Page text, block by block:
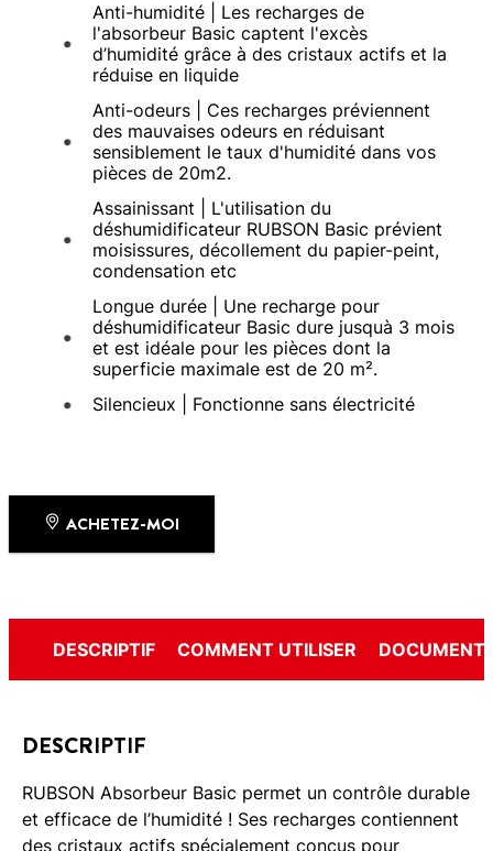
Anti-humidité | Les recharges de
l'absorbeur Basic captent l'excès
d’humidité grâce à des cristaux actifs et la
réduise en liquide
Anti-odeurs | Ces recharges préviennent
des mauvaises odeurs en réduisant
sensiblement le taux d'humidité dans vos
pièces de 20m2.
Assainissant | L'utilisation du
déshumidificateur RUBSON Basic prévient
moisissures, décollement du papier-peint,
condensation etc
Longue durée | Une recharge pour
déshumidificateur Basic dure jusquà 3 mois
et est idéale pour les pièces dont la
superficie maximale est de 20 m².
Silencieux | Fonctionne sans électricité
ACHETEZ-MOI
DESCRIPTIF COMMENT UTILISER
DESCRIPTIF
RUBSON Absorbeur Basic permet un contrôle durable
et efficace de l’humidité ! Ses recharges contiennent
des cristaux actifs spécialement conçus pour